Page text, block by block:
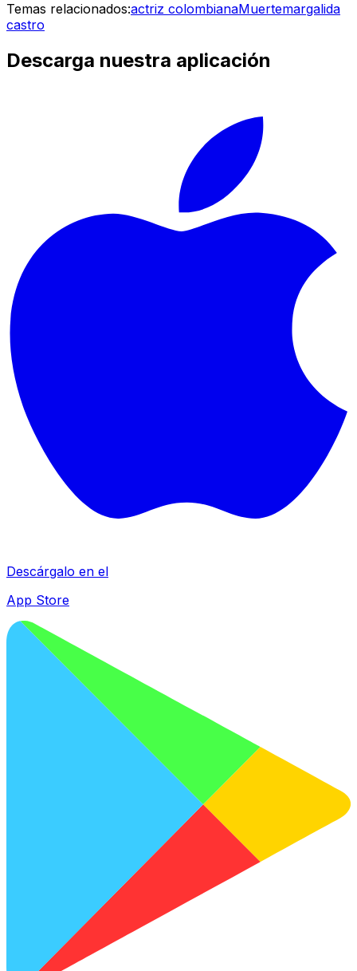
Temas relacionados:actriz colombianaMuertemargalida
castro
Descarga nuestra aplicación
Descárgalo en el
App Store